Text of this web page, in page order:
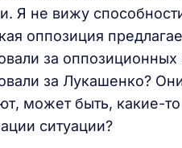
Я не вижу
оппозиция
за
за Лукашенко?
может быть, какие-
ситуации?